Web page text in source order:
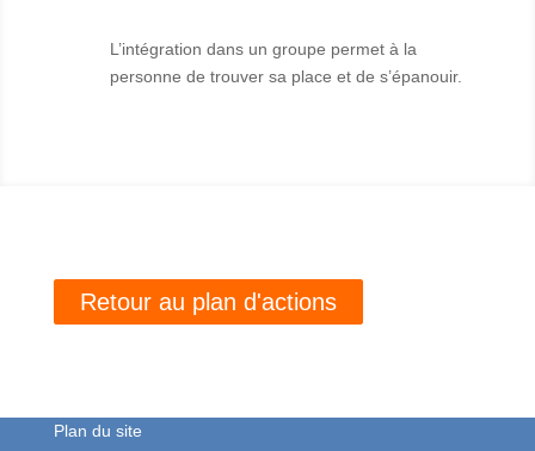
L’intégration dans un groupe permet à la
personne de trouver sa place et de s’épanouir.
Retour au plan d'actions
Plan du site